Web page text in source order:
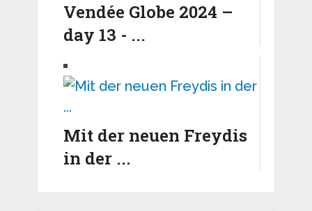
Vendée Globe 2024 –
day 13 - ...
Mit der neuen Freydis
in der ...